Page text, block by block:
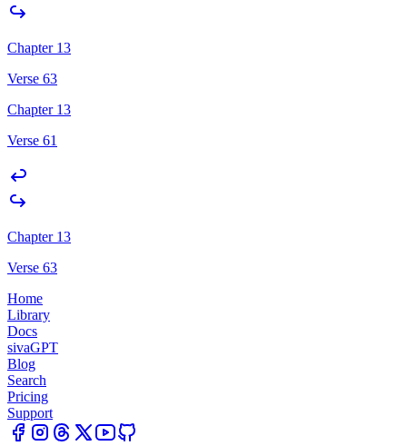
Chapter 13
Verse 63
Chapter 13
Verse 61
Chapter 13
Verse 63
Home
Library
Docs
sivaGPT
Blog
Search
Pricing
Support